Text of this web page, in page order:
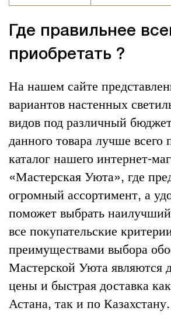
Где правильнее
приобретать ?
На нашем сайте
вариантов настенных
видов под различный
данного товара лучше всего
каталог нашего интернет-
«Мастерская Уюта», где
огромный ассортимент, а
поможет выбрать
все покупательские
преимуществами выбора
Мастерской Уюта являются
цены и быстрая доставка
Астана, так и по Казахстану.